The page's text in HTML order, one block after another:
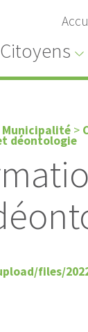
Citoyens
Municipalité >
déontologie
files/